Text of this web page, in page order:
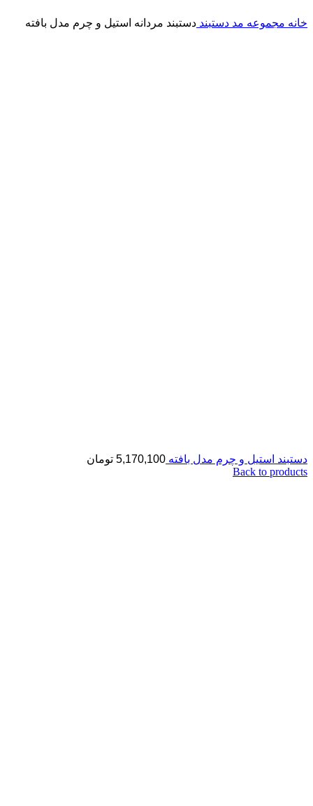
خانه مجموعه مد دستبند دستبند مردانه استیل و چرم مدل بافته
دستبند استیل و چرم مدل بافته 5,170,100 تومان
Back to products